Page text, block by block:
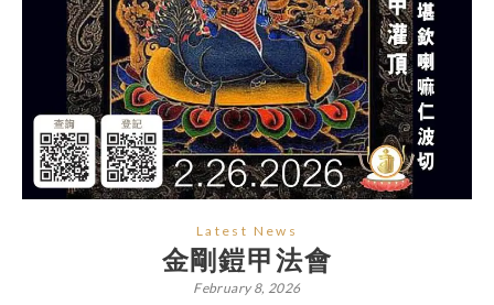
Latest News
金剛鎧甲法會
February 8, 2026